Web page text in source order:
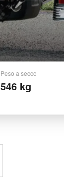
Peso a secco
546 kg